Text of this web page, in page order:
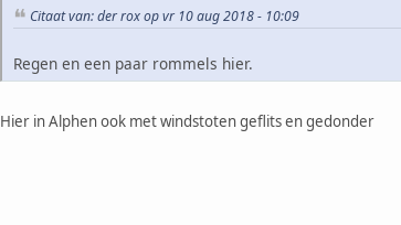
Citaat van: der rox op vr 10 aug 2018 - 10:09
Regen en een paar rommels hier.
Hier in Alphen ook met windstoten geflits en gedonder